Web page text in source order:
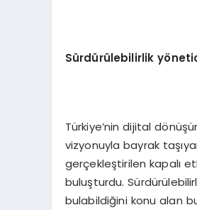
Sürdürülebilirlik yö
Türkiye’nin dijital
vizyonuyla bayrak
gerçekleştirilen kapalı
buluşturdu.
bulabildiğini konu alan